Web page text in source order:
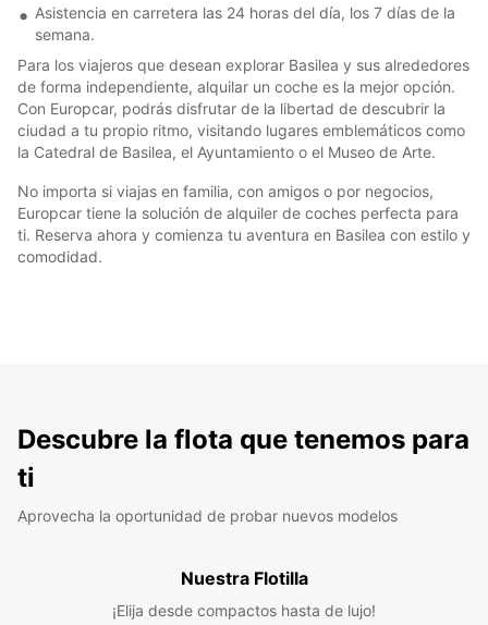
Asistencia en carretera las 24 horas del día, los 7 días de la
semana.
Para los viajeros que desean explorar Basilea y sus alrededores
de forma independiente, alquilar un coche es la mejor opción.
Con Europcar, podrás disfrutar de la libertad de descubrir la
ciudad a tu propio ritmo, visitando lugares emblemáticos como
la Catedral de Basilea, el Ayuntamiento o el Museo de Arte.
No importa si viajas en familia, con amigos o por negocios,
Europcar tiene la solución de alquiler de coches perfecta para
ti. Reserva ahora y comienza tu aventura en Basilea con estilo y
comodidad.
Descubre la flota que tenemos para
ti
Aprovecha la oportunidad de probar nuevos modelos
Nuestra Flotilla
¡Elija desde compactos hasta de lujo!